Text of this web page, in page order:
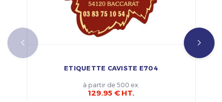
ETIQUETTE CAVISTE E704
à partir de 500 ex.
129.95 € HT.